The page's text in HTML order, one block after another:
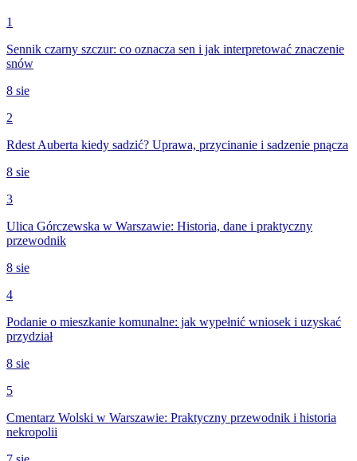
1
Sennik czarny szczur: co oznacza sen i jak interpretować znaczenie
snów
8 sie
2
Rdest Auberta kiedy sadzić? Uprawa, przycinanie i sadzenie pnącza
8 sie
3
Ulica Górczewska w Warszawie: Historia, dane i praktyczny
przewodnik
8 sie
4
Podanie o mieszkanie komunalne: jak wypełnić wniosek i uzyskać
przydział
8 sie
5
Cmentarz Wolski w Warszawie: Praktyczny przewodnik i historia
nekropolii